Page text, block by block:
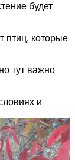
будет
птиц, которые
тут важно
и